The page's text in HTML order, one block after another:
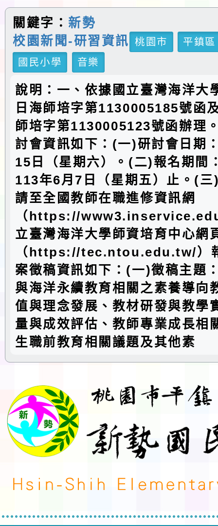
關鍵字： 新勢
校園新聞-研習資訊
桃園市
平鎮區
國民小學
音樂
說明：一、依據國立臺灣海洋大
日海師培字第1130005185號函
師培字第1130005123號函辦理
討會資訊如下：(一)研討會日期
15日（星期六）。(二)報名期間
113年6月7日（星期五）止。(
請至全國教師在職進修資訊網
（https://
立臺灣海洋大學師資培育中心網
（https://tec.ntou.edu.tw/）
案徵稿資訊如下：(一)徵稿主題
與海洋永續教育相關之素養導向
值與理念發展、教材研發與教學
量與成效評估、教師專業成長相
生職前教育相關議題及其他素